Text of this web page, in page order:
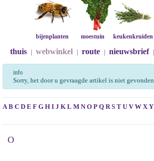
bijenplanten moestuin keukenkruiden
thuis webwinkel route nieuwsbrief
info
Sorry, het door u gevraagde artikel is niet gevonden
A B C D E F G H I J K L M N O P Q R S T U V W X Y
O